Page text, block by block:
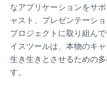
なアプリケーションをサ
ャスト、プレゼンテーシ
プロジェクトに取り組ん
イスツールは、本物のキ
生き生きとさせるための
す。